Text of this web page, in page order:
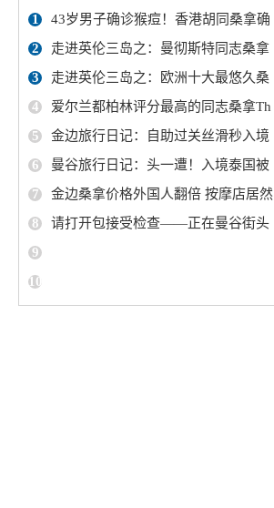
1
43岁男子确诊猴痘！香港胡同桑拿确
2
走进英伦三岛之：曼彻斯特同志桑拿
3
走进英伦三岛之：欧洲十大最悠久桑
4
爱尔兰都柏林评分最高的同志桑拿Th
5
金边旅行日记：自助过关丝滑秒入境
6
曼谷旅行日记：头一遭！入境泰国被
7
金边桑拿价格外国人翻倍 按摩店居然
8
请打开包接受检查——正在曼谷街头
9
10